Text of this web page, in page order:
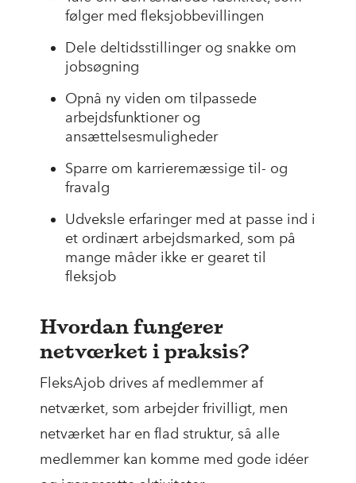
følger med fleksjobbevillingen
Dele deltidsstillinger og snakke om
jobsøgning
Opnå ny viden om tilpassede
arbejdsfunktioner og
ansættelsesmuligheder
Sparre om karrieremæssige til- og
fravalg
Udveksle erfaringer med at passe ind i
et ordinært arbejdsmarked, som på
mange måder ikke er gearet til
fleksjob
Hvordan fungerer
netværket i praksis?
FleksAjob drives af medlemmer af
netværket, som arbejder frivilligt, men
netværket har en flad struktur, så alle
medlemmer kan komme med gode idéer